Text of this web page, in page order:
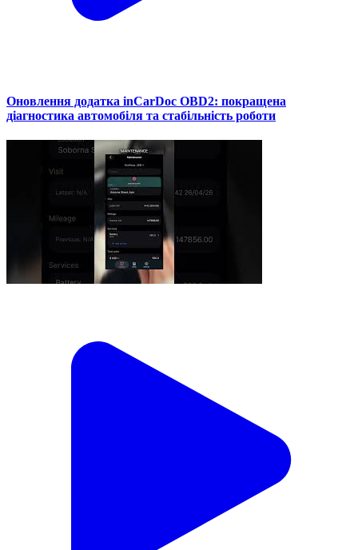
Оновлення додатка inCarDoc OBD2: покращена
діагностика автомобіля та стабільність роботи